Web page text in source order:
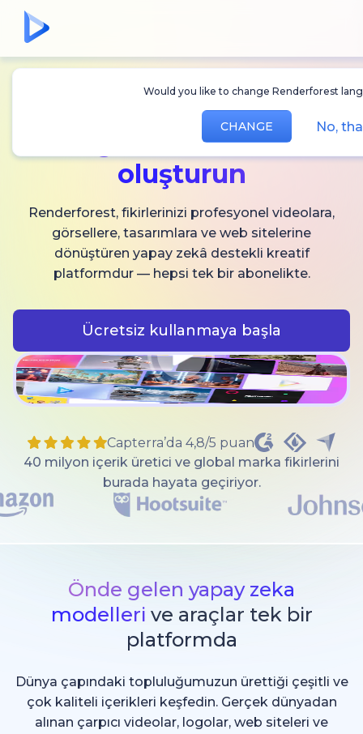
Would you like to change Renderforest
CHANGE No,
AI video,
görsel ve ses
oluşturun
Renderforest, fikirlerinizi profesyonel videolara,
görsellere, tasarımlara ve web sitelerine
dönüştüren yapay zekâ destekli kreatif
platformdur — hepsi tek bir abonelikte.
Ücretsiz kullanmaya başla
Capterra’da 4,8/5 puan
40 milyon içerik üretici ve global marka fikirlerini
burada hayata geçiriyor.
Önde gelen yapay zeka
modelleri ve araçlar tek bir
platformda
Dünya çapındaki topluluğumuzun ürettiği çeşitli ve
çok kaliteli içerikleri keşfedin. Gerçek dünyadan
alınan çarpıcı videolar, logolar, web siteleri ve